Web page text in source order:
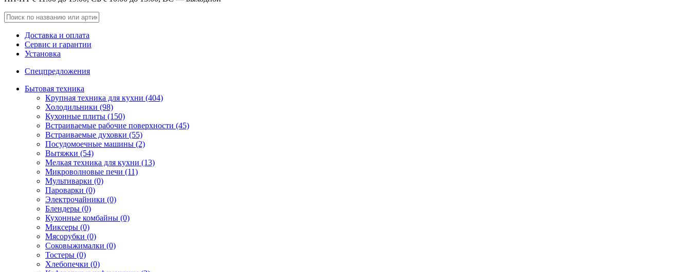
Доставка и оплата
Сервис и гарантии
Установка
Спецпредложения
Бытовая техника
Крупная техника для кухни (404)
Холодильники (98)
Кухонные плиты (150)
Встраиваемые рабочие поверхности (45)
Встраиваемые духовки (55)
Посудомоечные машины (2)
Вытяжки (54)
Мелкая техника для кухни (13)
Микроволновые печи (11)
Мультиварки (0)
Пароварки (0)
Электрочайники (0)
Блендеры (0)
Кухонные комбайны (0)
Миксеры (0)
Мясорубки (0)
Соковыжималки (0)
Тостеры (0)
Хлебопечки (0)